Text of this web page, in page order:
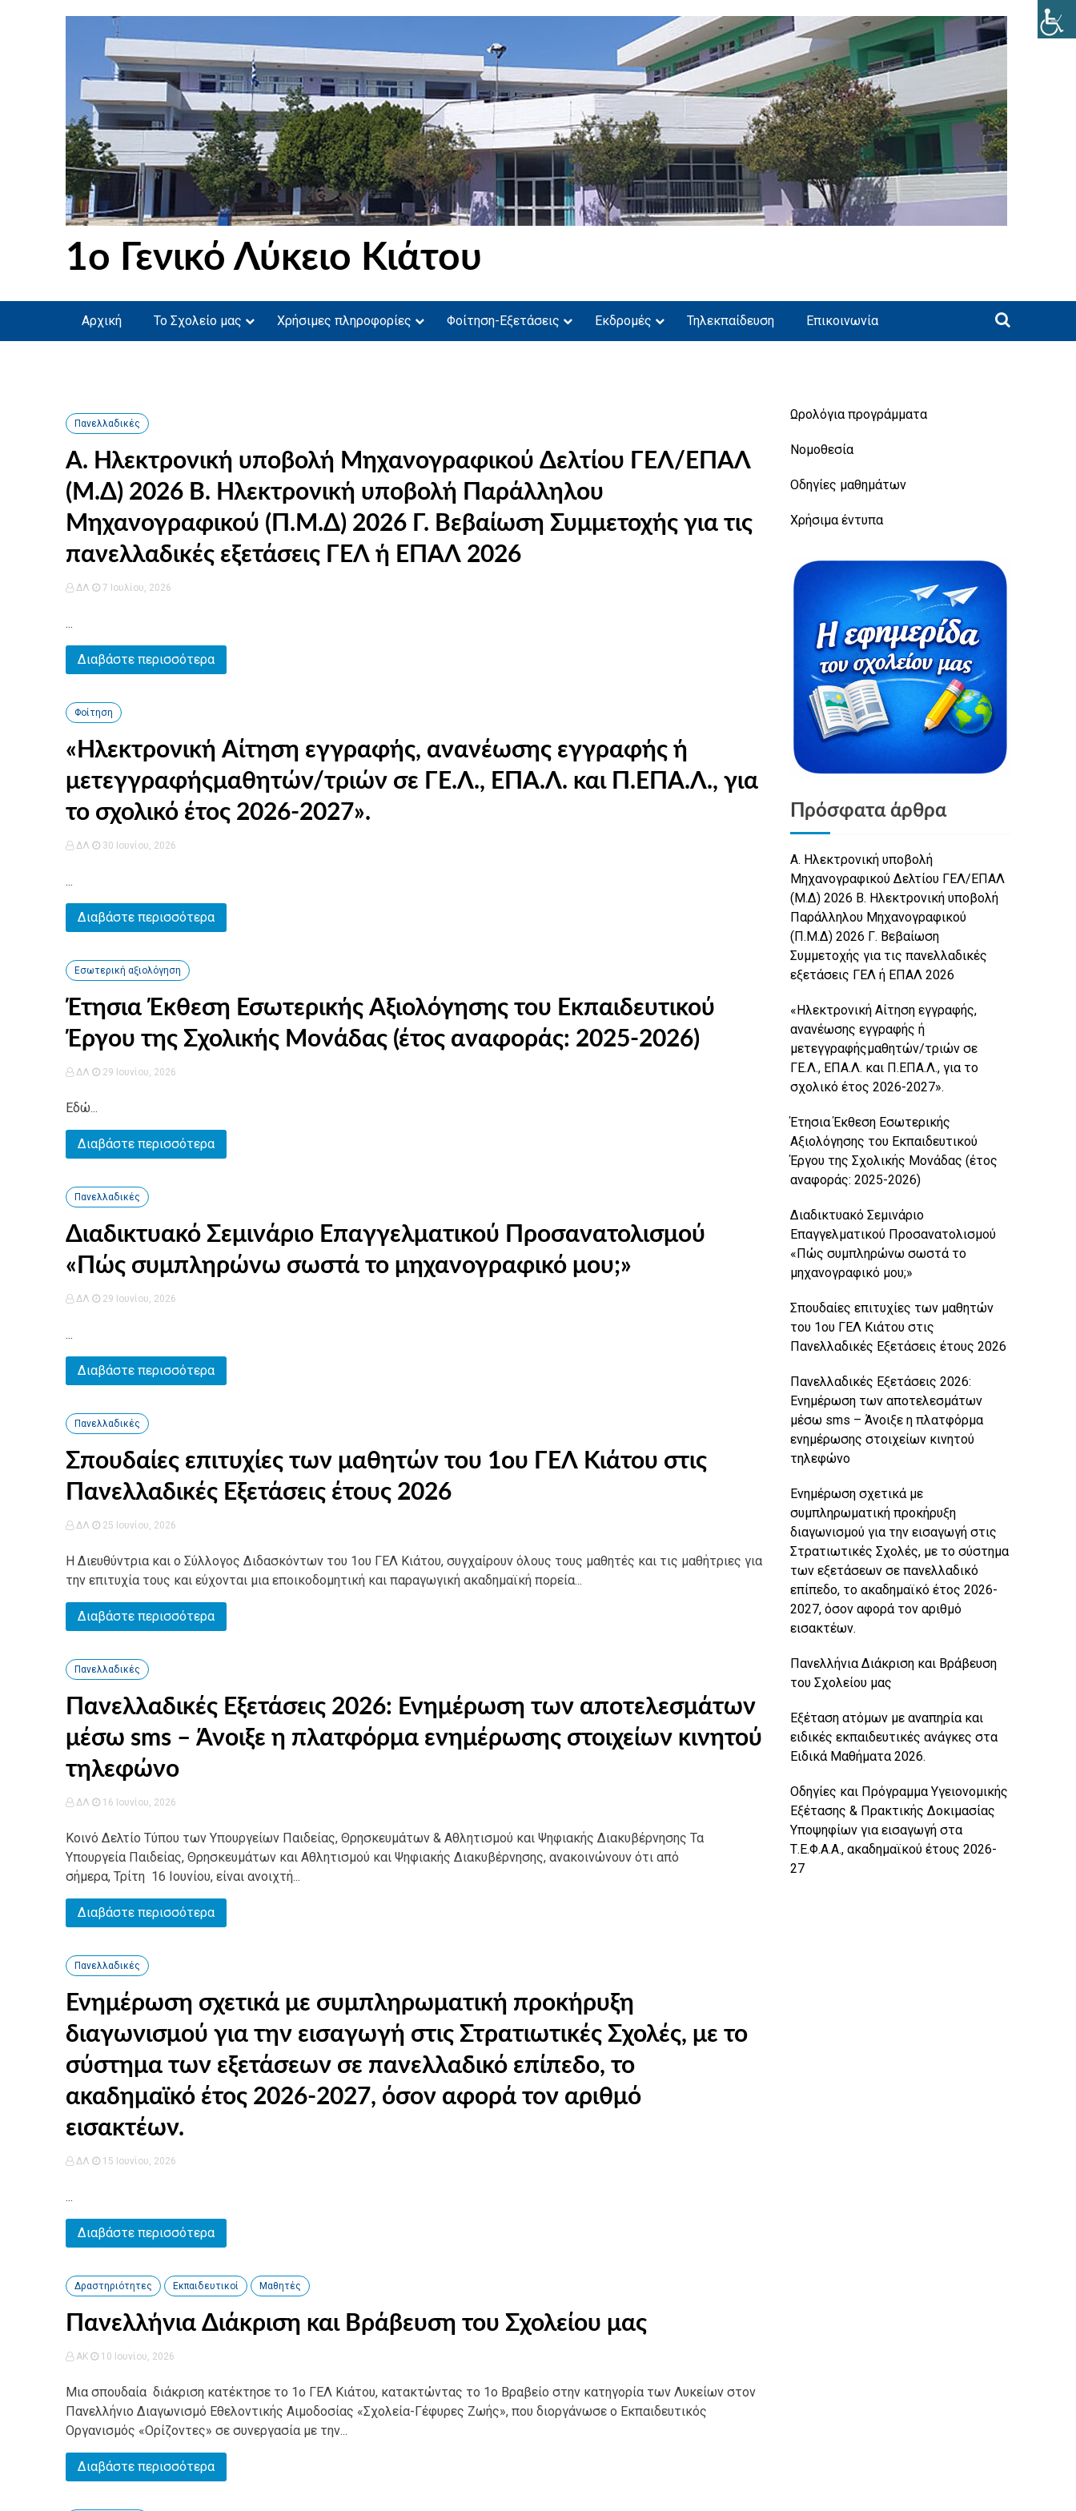
1ο Γενικό Λύκειο Κιάτου
Αρχική Το Σχολείο μας Χρήσιμες πληροφορίες Φοίτηση-Εξετάσεις Εκδρομές Τηλεκπαίδευση Επικοινωνία
Πανελλαδικές
Α. Ηλεκτρονική υποβολή Μηχανογραφικού Δελτίου ΓΕΛ/ΕΠΑΛ
(Μ.Δ) 2026 Β. Ηλεκτρονική υποβολή Παράλληλου
Μηχανογραφικού (Π.Μ.Δ) 2026 Γ. Βεβαίωση Συμμετοχής για τις
πανελλαδικές εξετάσεις ΓΕΛ ή ΕΠΑΛ 2026
ΔΛ 7 Ιουλίου, 2026
...
Διαβάστε περισσότερα
Φοίτηση
«Ηλεκτρονική Αίτηση εγγραφής, ανανέωσης εγγραφής ή
μετεγγραφήςμαθητών/τριών σε ΓΕ.Λ., ΕΠΑ.Λ. και Π.ΕΠΑ.Λ., για
το σχολικό έτος 2026-2027».
ΔΛ 30 Ιουνίου, 2026
...
Διαβάστε περισσότερα
Εσωτερική αξιολόγηση
Έτησια Έκθεση Εσωτερικής Αξιολόγησης του Εκπαιδευτικού
Έργου της Σχολικής Μονάδας (έτος αναφοράς: 2025-2026)
ΔΛ 29 Ιουνίου, 2026
Εδώ...
Διαβάστε περισσότερα
Πανελλαδικές
Διαδικτυακό Σεμινάριο Επαγγελματικού Προσανατολισμού
«Πώς συμπληρώνω σωστά το μηχανογραφικό μου;»
ΔΛ 29 Ιουνίου, 2026
...
Διαβάστε περισσότερα
Πανελλαδικές
Σπουδαίες επιτυχίες των μαθητών του 1ου ΓΕΛ Κιάτου στις
Πανελλαδικές Εξετάσεις έτους 2026
ΔΛ 25 Ιουνίου, 2026
Η Διευθύντρια και ο Σύλλογος Διδασκόντων του 1ου ΓΕΛ Κιάτου, συγχαίρουν όλους τους μαθητές και τις μαθήτριες για
την επιτυχία τους και εύχονται μια εποικοδομητική και παραγωγική ακαδημαϊκή πορεία...
Διαβάστε περισσότερα
Πανελλαδικές
Πανελλαδικές Εξετάσεις 2026: Ενημέρωση των αποτελεσμάτων
μέσω sms – Άνοιξε η πλατφόρμα ενημέρωσης στοιχείων κινητού
τηλεφώνο
ΔΛ 16 Ιουνίου, 2026
Κοινό Δελτίο Τύπου των Υπουργείων Παιδείας, Θρησκευμάτων & Αθλητισμού και Ψηφιακής Διακυβέρνησης Τα
Υπουργεία Παιδείας, Θρησκευμάτων και Αθλητισμού και Ψηφιακής Διακυβέρνησης, ανακοινώνουν ότι από
σήμερα, Τρίτη 16 Ιουνίου, είναι ανοιχτή...
Διαβάστε περισσότερα
Πανελλαδικές
Ενημέρωση σχετικά με συμπληρωματική προκήρυξη
διαγωνισμού για την εισαγωγή στις Στρατιωτικές Σχολές, με το
σύστημα των εξετάσεων σε πανελλαδικό επίπεδο, το
ακαδημαϊκό έτος 2026-2027, όσον αφορά τον αριθμό
εισακτέων.
ΔΛ 15 Ιουνίου, 2026
...
Διαβάστε περισσότερα
Δραστηριότητες Εκπαιδευτικοί Μαθητές
Πανελλήνια Διάκριση και Βράβευση του Σχολείου μας
AK 10 Ιουνίου, 2026
Μια σπουδαία διάκριση κατέκτησε το 1ο ΓΕΛ Κιάτου, κατακτώντας το 1ο Βραβείο στην κατηγορία των Λυκείων στον
Πανελλήνιο Διαγωνισμό Εθελοντικής Αιμοδοσίας «Σχολεία-Γέφυρες Ζωής», που διοργάνωσε ο Εκπαιδευτικός
Οργανισμός «Ορίζοντες» σε συνεργασία με την...
Διαβάστε περισσότερα
Ωρολόγια προγράμματα
Νομοθεσία
Οδηγίες μαθημάτων
Χρήσιμα έντυπα
Πρόσφατα άρθρα
Α. Ηλεκτρονική υποβολή
Μηχανογραφικού Δελτίου ΓΕΛ/ΕΠΑΛ
(Μ.Δ) 2026 Β. Ηλεκτρονική υποβολή
Παράλληλου Μηχανογραφικού
(Π.Μ.Δ) 2026 Γ. Βεβαίωση
Συμμετοχής για τις πανελλαδικές
εξετάσεις ΓΕΛ ή ΕΠΑΛ 2026
«Ηλεκτρονική Αίτηση εγγραφής,
ανανέωσης εγγραφής ή
μετεγγραφήςμαθητών/τριών σε
ΓΕ.Λ., ΕΠΑ.Λ. και Π.ΕΠΑ.Λ., για το
σχολικό έτος 2026-2027».
Έτησια Έκθεση Εσωτερικής
Αξιολόγησης του Εκπαιδευτικού
Έργου της Σχολικής Μονάδας (έτος
αναφοράς: 2025-2026)
Διαδικτυακό Σεμινάριο
Επαγγελματικού Προσανατολισμού
«Πώς συμπληρώνω σωστά το
μηχανογραφικό μου;»
Σπουδαίες επιτυχίες των μαθητών
του 1ου ΓΕΛ Κιάτου στις
Πανελλαδικές Εξετάσεις έτους 2026
Πανελλαδικές Εξετάσεις 2026:
Ενημέρωση των αποτελεσμάτων
μέσω sms – Άνοιξε η πλατφόρμα
ενημέρωσης στοιχείων κινητού
τηλεφώνο
Ενημέρωση σχετικά με
συμπληρωματική προκήρυξη
διαγωνισμού για την εισαγωγή στις
Στρατιωτικές Σχολές, με το σύστημα
των εξετάσεων σε πανελλαδικό
επίπεδο, το ακαδημαϊκό έτος 2026-
2027, όσον αφορά τον αριθμό
εισακτέων.
Πανελλήνια Διάκριση και Βράβευση
του Σχολείου μας
Εξέταση ατόμων με αναπηρία και
ειδικές εκπαιδευτικές ανάγκες στα
Ειδικά Μαθήματα 2026.
Οδηγίες και Πρόγραμμα Υγειονομικής
Εξέτασης & Πρακτικής Δοκιμασίας
Υποψηφίων για εισαγωγή στα
Τ.Ε.Φ.Α.Α., ακαδημαϊκού έτους 2026-
27